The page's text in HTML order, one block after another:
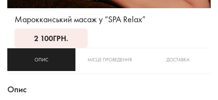
Марокканський масаж у “SPA Relax”
2 100ГРН.
ОПИС МІСЦЕ ПРОВЕДЕННЯ ДОСТАВКА
Опис